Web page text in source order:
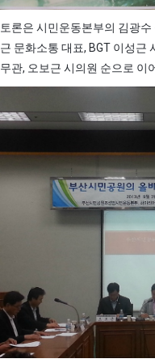
토론은 시민운동본부의 김광
근 문화소통 대표, BGT 이성근
무관, 오보근 시의원 순으로 이